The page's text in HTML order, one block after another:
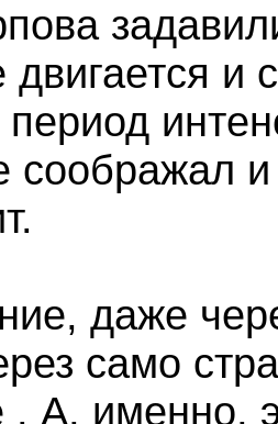
двигается и
соображал
даже
само
. А, именно,